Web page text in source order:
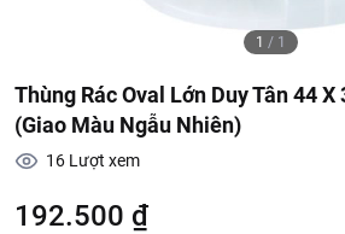
1 / 1
Thùng Rác Oval Lớn Duy Tân 44 X
(Giao Màu Ngẫu Nhiên)
16 Lượt xem
192.500 ₫